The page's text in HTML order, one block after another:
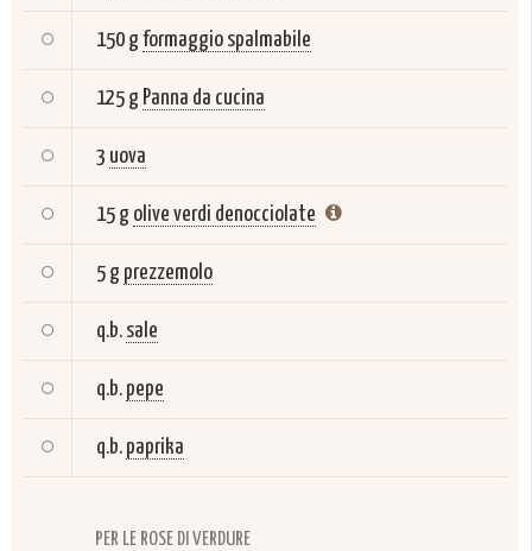
150 gformaggio spalmabile
125 g Panna da cucina
3 uova
15 g olive verdi denocciolate
5 g prezzemolo
q.b. sale
q.b. pepe
q.b. paprika
PER LE ROSE DI VERDURE